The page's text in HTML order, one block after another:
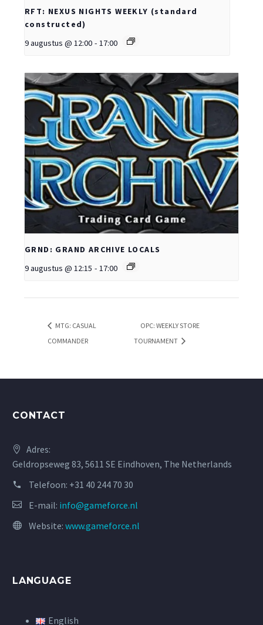
RFT: NEXUS NIGHTS WEEKLY (standard
constructed)
9 augustus @ 12:00 - 17:00
GRND: GRAND ARCHIVE LOCALS
9 augustus @ 12:15 - 17:00
MTG: CASUAL
COMMANDER
OPC: WEEKLY STORE
TOURNAMENT
CONTACT
Adres:
Geldropseweg 83, 5611 SE Eindhoven, The Netherlands
Telefoon: +31 40 244 70 30
E-mail: info@gameforce.nl
Website: www.gameforce.nl
LANGUAGE
English